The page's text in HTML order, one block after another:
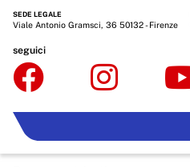
SEDE LEGALE
Viale Antonio Gramsci, 36 50132 - Firenze
seguici